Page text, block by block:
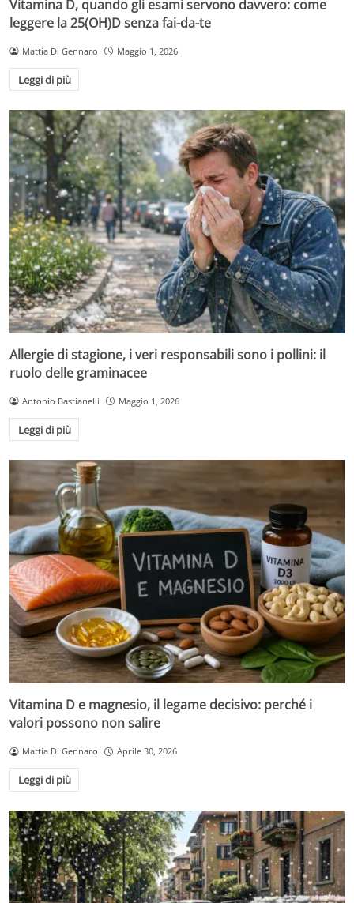
Vitamina D, quando gli esami servono davvero: come
leggere la 25(OH)D senza fai-da-te
Mattia Di Gennaro Maggio 1, 2026
Leggi di più
Allergie di stagione, i veri responsabili sono i pollini: il
ruolo delle graminacee
Antonio Bastianelli Maggio 1, 2026
Leggi di più
Vitamina D e magnesio, il legame decisivo: perché i
valori possono non salire
Mattia Di Gennaro Aprile 30, 2026
Leggi di più